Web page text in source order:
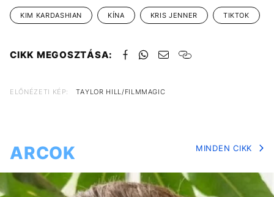
KIM KARDASHIAN KÍNA KRIS JENNER TIKTOK
CIKK MEGOSZTÁSA:
ELŐNÉZETI KÉP: TAYLOR HILL/FILMMAGIC
ARCOK MINDEN CIKK